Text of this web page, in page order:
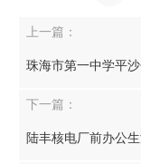
上一篇：
珠海市第一中学平
下一篇：
陆丰核电厂前办公